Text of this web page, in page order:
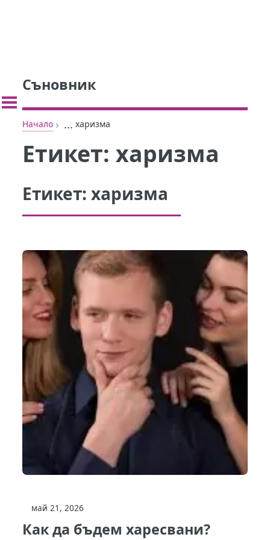
Съновник
Начало › ... харизма
Етикет:харизма
Етикет:харизма
май 21, 2026
Как да бъдем харесвани?